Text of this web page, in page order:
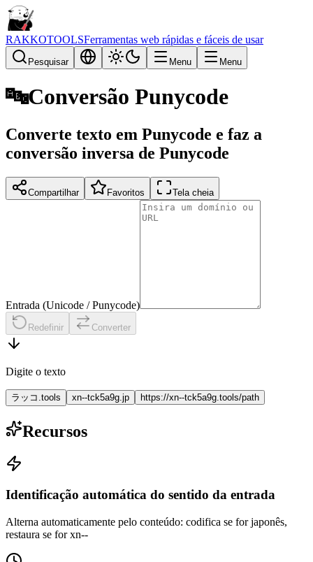
RAKKOTOOLSFerramentas web rápidas e fáceis de usar
Pesquisar Menu Menu
🔤Conversão Punycode
Converte texto em Punycode e faz a
conversão inversa de Punycode
Compartilhar Favoritos Tela cheia
Entrada (Unicode / Punycode)
Redefinir Converter
Digite o texto
ラッコ.tools xn--tck5a9g.jp https://xn--tck5a9g.tools/path
Recursos
Identificação automática do sentido da entrada
Alterna automaticamente pelo conteúdo: codifica se for japonês,
restaura se for xn--